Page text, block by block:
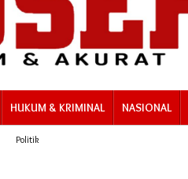
HUKUM & KRIMINAL NASIONAL
Politik